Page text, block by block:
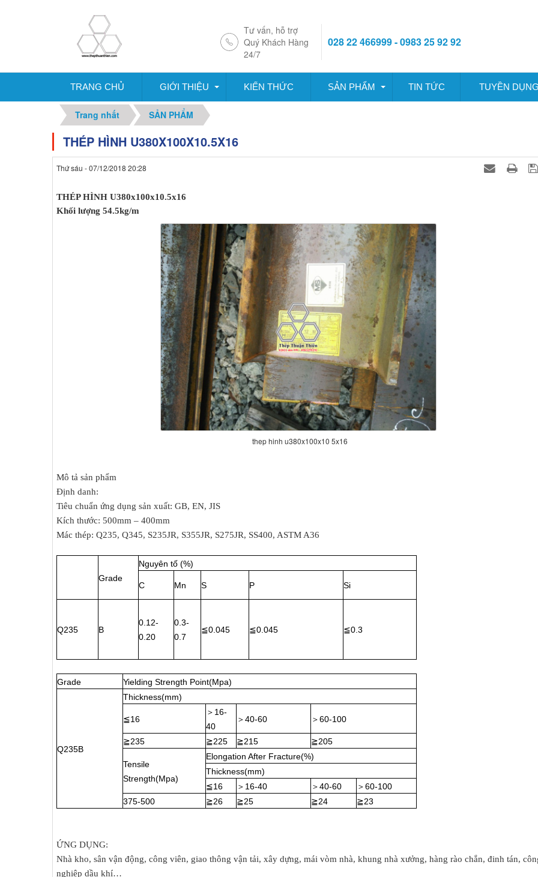
Tư vấn, hỗ trợ
Quý Khách Hàng
24/7
028 22 466999 - 0983 25 92 92
TRANG CHỦ GIỚI THIỆU KIẾN THỨC SẢN PHẨM TIN TỨC TUYỀN
Trang nhất SẢN PHẨM
THÉP HÌNH U380X100X10.5X16
Thứ sáu - 07/12/2018 20:28
THÉP HÌNH U380x100x10.5x16
Khối lượng 54.5kg/m
thep hinh u380x100x10 5x16
Mô tả sản phẩm
Định danh:
Tiêu chuẩn ứng dụng sản xuất: GB, EN, JIS
Kích thước: 500mm – 400mm
Mác thép: Q235, Q345, S235JR, S355JR, S275JR, SS400, ASTM A36
Grade
Nguyên tố (%)
C Mn S P Si
Q235 B
0.12-
0.20
0.3-
0.7
≦0.045 ≦0.045 ≦0.3
Grade Yielding Strength Point(Mpa)
Q235B
Thickness(mm)
≦16
＞ 16-
40
＞ 40-60 ＞ 60-100
≧235 ≧225 ≧215 ≧205
Tensile
Strength(Mpa)
Elongation After Fracture(%)
Thickness(mm)
≦16 ＞ 16-40 ＞ 40-60 ＞ 60-100
375-500
≧26 ≧25 ≧24 ≧23
ỨNG DỤNG:
Nhà kho, sân vận động, công viên, giao thông vận tải, xây dựng, mái vòm nhà, khung nhà xưởng, hàng rào chắn, đinh tán,
nghiệp dầu khí…